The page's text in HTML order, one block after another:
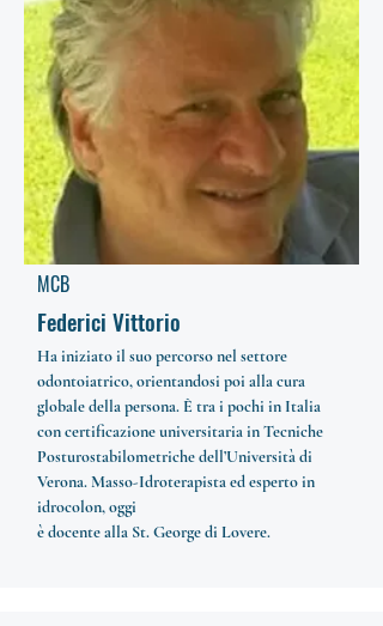
MCB
Federici Vittorio
Ha iniziato il suo percorso nel settore
odontoiatrico, orientandosi poi alla cura
globale della persona. È tra i pochi in Italia
con certificazione universitaria in Tecniche
Posturostabilometriche dell’Università di
Verona. Masso-Idroterapista ed esperto in
idrocolon, oggi
è docente alla St. George di Lovere.